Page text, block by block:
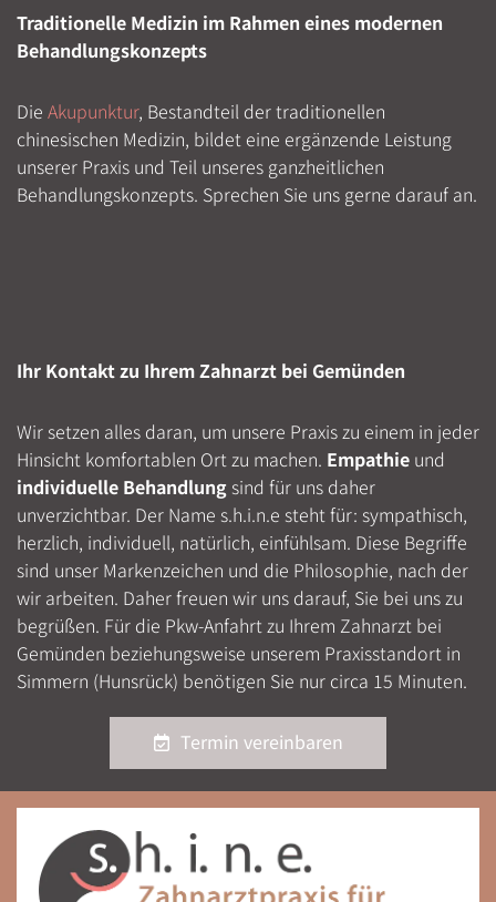
Traditionelle Medizin im Rahmen eines modernen
Behandlungskonzepts
Die Akupunktur, Bestandteil der traditionellen
chinesischen Medizin, bildet eine ergänzende Leistung
unserer Praxis und Teil unseres ganzheitlichen
Behandlungskonzepts. Sprechen Sie uns gerne darauf an.
Ihr Kontakt zu Ihrem Zahnarzt bei Gemünden
Wir setzen alles daran, um unsere Praxis zu einem in jeder
Hinsicht komfortablen Ort zu machen. Empathie und
individuelle Behandlung sind für uns daher
unverzichtbar. Der Name s.h.i.n.e steht für: sympathisch,
herzlich, individuell, natürlich, einfühlsam. Diese Begriffe
sind unser Markenzeichen und die Philosophie, nach der
wir arbeiten. Daher freuen wir uns darauf, Sie bei uns zu
begrüßen. Für die Pkw-Anfahrt zu Ihrem Zahnarzt bei
Gemünden beziehungsweise unserem Praxisstandort in
Simmern (Hunsrück) benötigen Sie nur circa 15 Minuten.
Termin vereinbaren